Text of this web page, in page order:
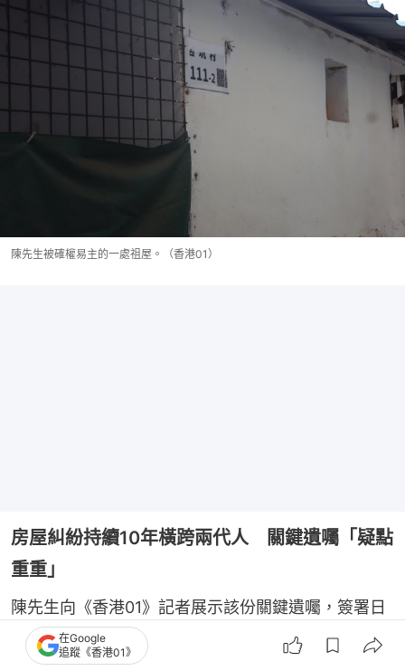
陳先生被確權易主的一處祖屋。（香港01）
房屋糾紛持續10年橫跨兩代人 關鍵遺囑「疑點
重重」
陳先生向《香港01》記者展示該份關鍵遺囑，簽署日
期為2015年，當時陳先生一家毫不知情。遺囑聲稱，
經「深圳市新田吉坑股份有限公司」董事長（亦為當
在Google
追蹤《香港01》